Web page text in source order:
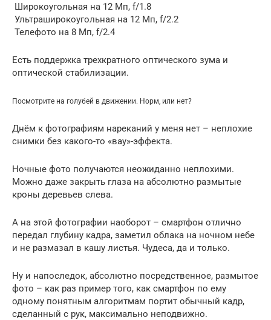
️ Широкоугольная на 12 Мп, f/1.8
️ Ультраширокоугольная на 12 Мп, f/2.2
️ Телефото на 8 Мп, f/2.4
Есть поддержка трехкратного оптического зума и
оптической стабилизации.
Посмотрите на голубей в движении. Норм, или нет?
Днём к фотографиям нареканий у меня нет – неплохие
снимки без какого-то «вау»-эффекта.
Ночные фото получаются неожиданно неплохими.
Можно даже закрыть глаза на абсолютно размытые
кроны деревьев слева.
А на этой фотографии наоборот – смартфон отлично
передал глубину кадра, заметил облака на ночном небе
и не размазал в кашу листья. Чудеса, да и только.
Ну и напоследок, абсолютно посредственное, размытое
фото – как раз пример того, как смартфон по ему
одному понятным алгоритмам портит обычный кадр,
сделанный с рук, максимально неподвижно.